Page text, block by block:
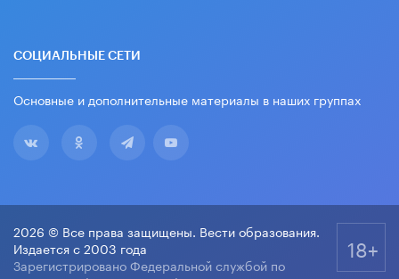
СОЦИАЛЬНЫЕ СЕТИ
Основные и дополнительные материалы в наших группах
2026 © Все права защищены. Вести образования.
Издается с 2003 года
Зарегистрировано Федеральной службой по
18+